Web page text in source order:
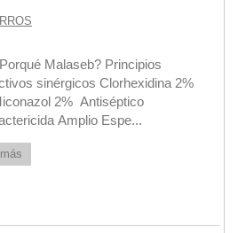
Malaseb? Principios
sinérgicos Clorhexidina 2%
2% Antiséptico
Amplio Espe...
más